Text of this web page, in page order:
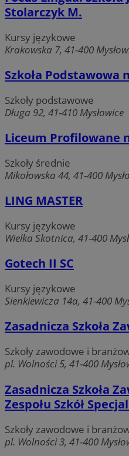
Stolarczyk M.
Kursy językowe
Krakowska 7, 41-400
Szkoła Podstawowa
Szkoły podstawowe
Długa 92, 41-410 Mysłowice
Liceum Profilowane
Szkoły średnie
Mikołowska 44, 41-400
LING MASTER
Kursy językowe
Wielka Skotnica, 41-400
Gotech II SC
Kursy językowe
Sienkiewicza 14a, 41-400
Zasadnicza Szkoła
Szkoły zawodowe i
pl. Wolności 5, 41-400
Zasadnicza Szkoła
Zespołu Szkół
Szkoły zawodowe i
pl. Wolności 3, 41-400
INGRESSCOOKIE
CookieScriptConsent